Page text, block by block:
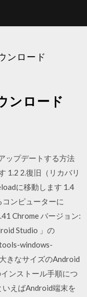
ンロード
ンロード
ップデートする方法
1.2 2.復旧（リカバリ
に移動します 1.4
ンピューターに
Chrome バージョン:
Studio 」の
windows-
きなサイズのAndroid
ンストール手順につ
えばAndroid端末を